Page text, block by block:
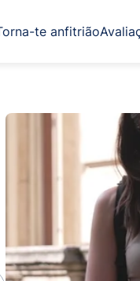
te anfitrião